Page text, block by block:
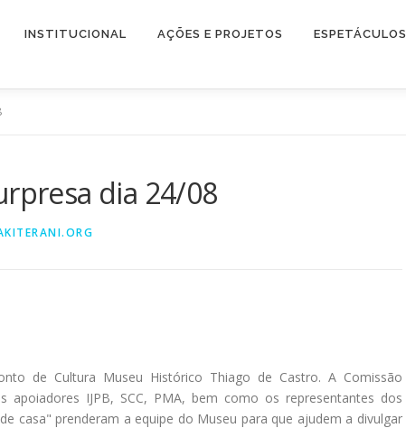
INSTITUCIONAL AÇÕES E PROJETOS ESPETÁCULOS
dia 24/08
de Cultura Museu Histórico Thiago de Castro. A Comissão
apoiadores IJPB, SCC, PMA, bem como os representantes dos
casa" prenderam a equipe do Museu para que ajudem a divulgar